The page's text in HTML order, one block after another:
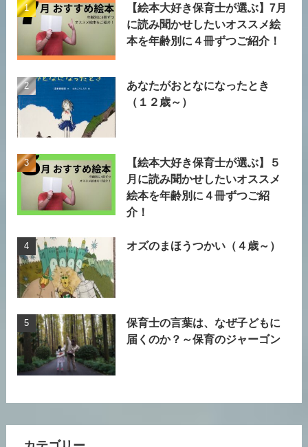
【絵本大好き保育士が選ぶ】7月
に読み聞かせしたいオススメ絵
本を年齢別に４冊ずつご紹介！
あなたがおとなになったとき
（１２歳～）
【絵本大好き保育士が選ぶ】５
月に読み聞かせしたいオススメ
絵本を年齢別に４冊ずつご紹
介！
オズのまほうつかい（４歳～）
保育士の言葉は、なぜ子どもに
届くのか？～保育のジャーゴン